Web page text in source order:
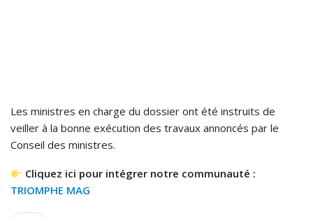
Les ministres en charge du dossier ont été instruits de
veiller à la bonne exécution des travaux annoncés par le
Conseil des ministres.
Cliquez ici pour intégrer notre communauté :
TRIOMPHE MAG